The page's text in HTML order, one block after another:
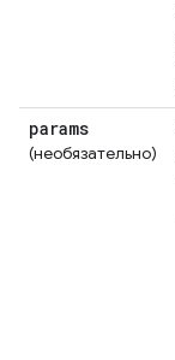
params
(необязательно)